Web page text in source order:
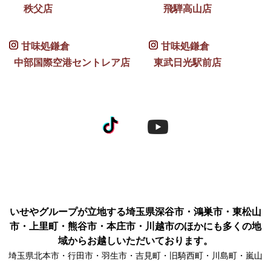
秩父店
飛騨高山店
甘味処鎌倉
中部国際空港セントレア店
甘味処鎌倉
東武日光駅前店
いせやグループが立地する埼玉県深谷市・鴻巣市・東松山
市・上里町・熊谷市・本庄市・川越市のほかにも多くの地
域からお越しいただいております。
埼玉県北本市・行田市・羽生市・吉見町・旧騎西町・川島町・嵐山